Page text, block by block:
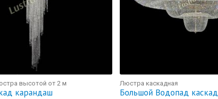
высотой от 2 м
карандаш
Люстра каскадная
Большой Водопад каскад